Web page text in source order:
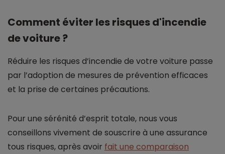
Comment éviter les risques d'incendie
de voiture ?
Réduire les risques d’incendie de votre voiture passe
par l’adoption de mesures de prévention efficaces
et la prise de certaines précautions.
Pour une sérénité d’esprit totale, nous vous
conseillons vivement de souscrire à une assurance
tous risques, après avoir fait une comparaison